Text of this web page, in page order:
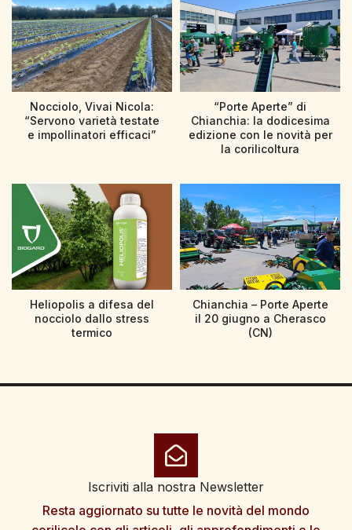
Nocciolo, Vivai Nicola:
“Servono varietà testate
e impollinatori efficaci”
“Porte Aperte” di
Chianchia: la dodicesima
edizione con le novità per
la corilicoltura
Heliopolis a difesa del
nocciolo dallo stress
termico
Chianchia – Porte Aperte
il 20 giugno a Cherasco
(CN)
Iscriviti alla nostra Newsletter
Resta aggiornato su tutte le novità del mondo